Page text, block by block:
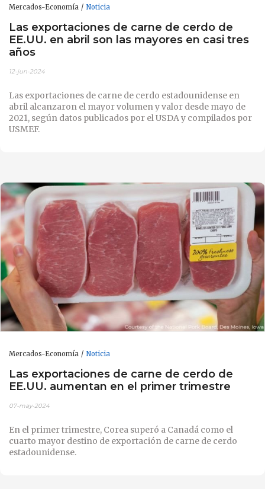
Mercados-Economía Noticia
Las exportaciones de carne de cerdo de
EE.UU. en abril son las mayores en casi tres
años
12-jun-2024
Las exportaciones de carne de cerdo estadounidense en
abril alcanzaron el mayor volumen y valor desde mayo de
2021, según datos publicados por el USDA y compilados por
USMEF.
Mercados-Economía Noticia
Las exportaciones de carne de cerdo de
EE.UU. aumentan en el primer trimestre
07-may-2024
En el primer trimestre, Corea superó a Canadá como el
cuarto mayor destino de exportación de carne de cerdo
estadounidense.